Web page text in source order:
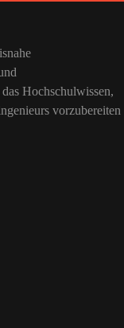
Hochschulwissen,
vorzubereiten